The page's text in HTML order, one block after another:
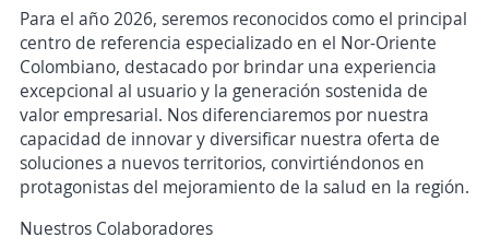
Para el año 2026, seremos reconocidos como el principal
centro de referencia especializado en el Nor-Oriente
Colombiano, destacado por brindar una experiencia
excepcional al usuario y la generación sostenida de
valor empresarial. Nos diferenciaremos por nuestra
capacidad de innovar y diversificar nuestra oferta de
soluciones a nuevos territorios, convirtiéndonos en
protagonistas del mejoramiento de la salud en la región.
Nuestros Colaboradores